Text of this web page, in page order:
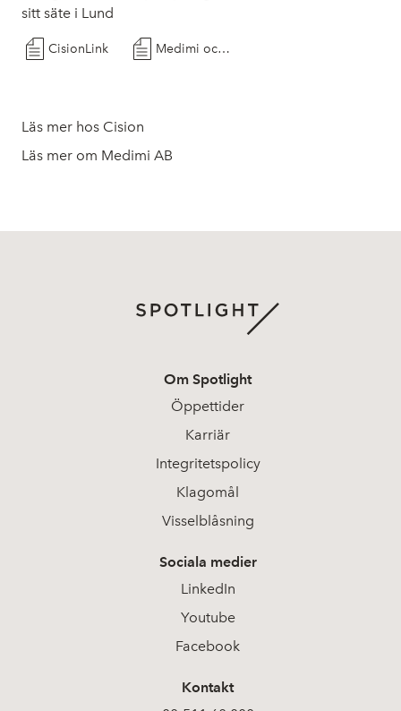
sitt säte i Lund
CisionLink Medimi och Tunstall signerar Letter of Intent
Läs mer hos Cision
Läs mer om Medimi AB
Om Spotlight
Öppettider
Karriär
Integritetspolicy
Klagomål
Visselblåsning
Sociala medier
LinkedIn
Youtube
Facebook
Kontakt